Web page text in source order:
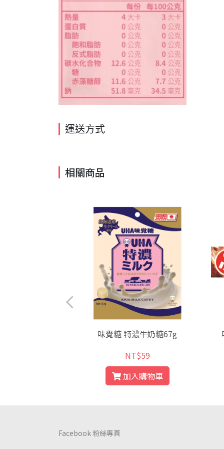
運送方式
相關商品
味覺糖 特濃牛奶糖67g
NT$59
加入購物車
Facebook 粉絲專頁